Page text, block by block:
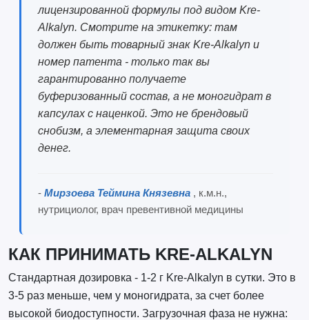
лицензированной формулы под видом Kre-
Alkalyn. Смотрите на этикетку: там
должен быть товарный знак Kre-Alkalyn и
номер патента - только так вы
гарантированно получаете
буферизованный состав, а не моногидрат в
капсулах с наценкой. Это не брендовый
снобизм, а элементарная защита своих
денег.
- Мирзоева Теймина Князевна , к.м.н.,
нутрициолог, врач превентивной медицины
КАК ПРИНИМАТЬ KRE-ALKALYN
Стандартная дозировка - 1-2 г Kre-Alkalyn в сутки. Это в
3-5 раз меньше, чем у моногидрата, за счет более
высокой биодоступности. Загрузочная фаза не нужна: